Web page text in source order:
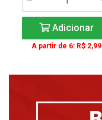
Adicionar
A partir de 6: R$ 2,99